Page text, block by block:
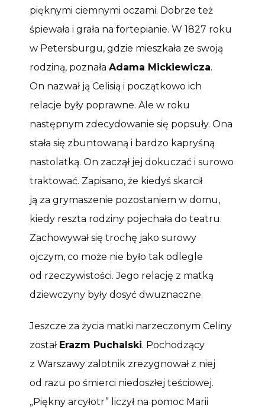
pięknymi ciemnymi oczami. Dobrze też
śpiewała i grała na fortepianie. W 1827 roku
w Petersburgu, gdzie mieszkała ze swoją
rodziną, poznała Adama Mickiewicza.
On nazwał ją Celisią i początkowo ich
relacje były poprawne. Ale w roku
następnym zdecydowanie się popsuły. Ona
stała się zbuntowaną i bardzo kapryśną
nastolatką. On zaczął jej dokuczać i surowo
traktować. Zapisano, że kiedyś skarcił
ją za grymaszenie pozostaniem w domu,
kiedy reszta rodziny pojechała do teatru.
Zachowywał się trochę jako surowy
ojczym, co może nie było tak odlegle
od rzeczywistości. Jego relację z matką
dziewczyny były dosyć dwuznaczne.
Jeszcze za życia matki narzeczonym Celiny
został Erazm Puchalski. Pochodzący
z Warszawy zalotnik zrezygnował z niej
od razu po śmierci niedoszłej teściowej.
„Piękny arcyłotr” liczył na pomoc Marii